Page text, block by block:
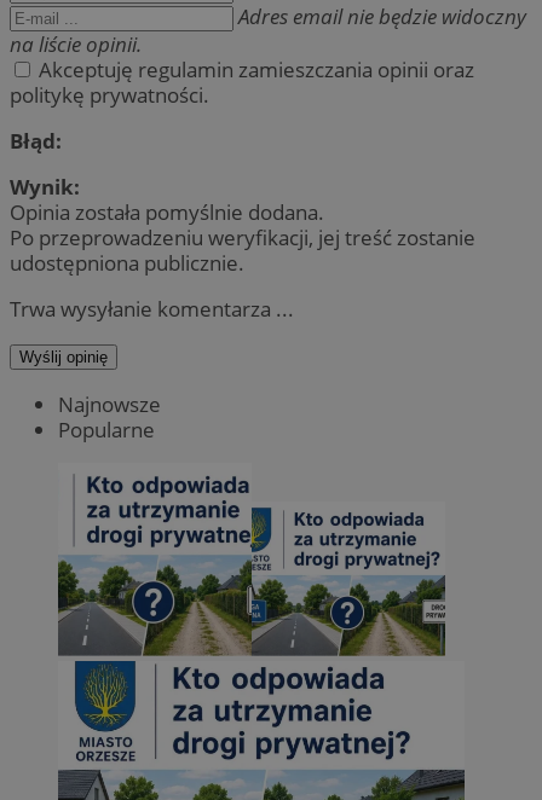
Adres email nie będzie widoczny
na liście opinii.
Akceptuję regulamin zamieszczania opinii oraz
politykę prywatności.
Błąd:
Wynik:
Opinia została pomyślnie dodana.
Po przeprowadzeniu weryfikacji, jej treść zostanie
udostępniona publicznie.
Trwa wysyłanie komentarza ...
Wyślij opinię
Najnowsze
Popularne